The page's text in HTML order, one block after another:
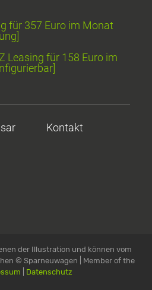
für 357 Euro im Monat
Leasing für 158 Euro im
Kontakt
der Illustration und können vom
© Sparneuwagen | Member of the
Datenschutz